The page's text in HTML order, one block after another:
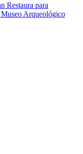
Restaura para
Arqueológico